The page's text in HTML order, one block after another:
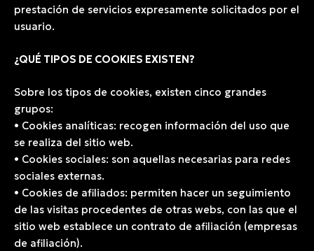
prestación de servicios expresamente solicitados por el
usuario.
¿QUÉ TIPOS DE COOKIES EXISTEN?
Sobre los tipos de cookies, existen cinco grandes
grupos:
• Cookies analíticas: recogen información del uso que
se realiza del sitio web.
• Cookies sociales: son aquellas necesarias para redes
sociales externas.
• Cookies de afiliados: permiten hacer un seguimiento
de las visitas procedentes de otras webs, con las que el
sitio web establece un contrato de afiliación (empresas
de afiliación).